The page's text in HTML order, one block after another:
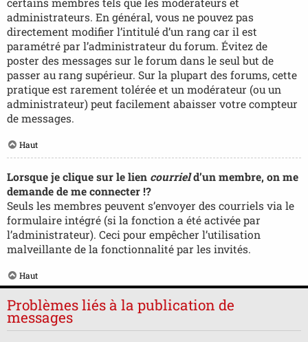
certains membres tels que les modérateurs et
administrateurs. En général, vous ne pouvez pas
directement modifier l’intitulé d’un rang car il est
paramétré par l’administrateur du forum. Évitez de
poster des messages sur le forum dans le seul but de
passer au rang supérieur. Sur la plupart des forums, cette
pratique est rarement tolérée et un modérateur (ou un
administrateur) peut facilement abaisser votre compteur
de messages.
Haut
Lorsque je clique sur le lien courrield’un membre, on me
demande de me connecter !?
Seuls les membres peuvent s’envoyer des courriels via le
formulaire intégré (si la fonction a été activée par
l’administrateur). Ceci pour empêcher l’utilisation
malveillante de la fonctionnalité par les invités.
Haut
Problèmes liés à la publication de
messages